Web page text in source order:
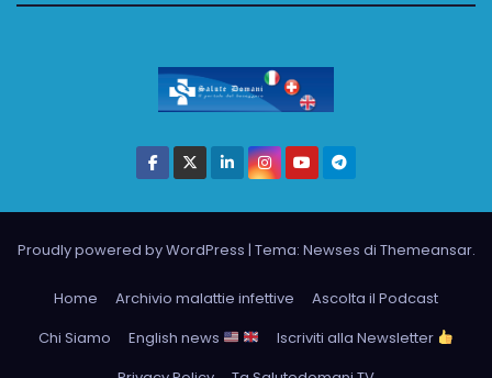
Proudly powered by WordPress | Tema: Newses di Themeansar.
Home Archivio malattie infettive
Ascolta il Podcast
Chi Siamo
English news
Iscriviti alla Newsletter